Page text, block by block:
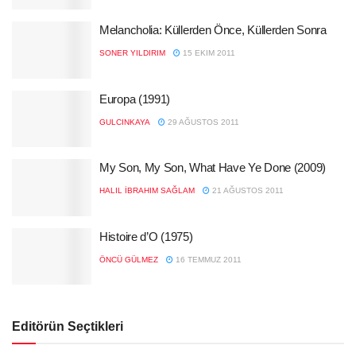
Melancholia: Küllerden Önce, Küllerden Sonra
SONER YILDIRIM 15 EKIM 2011
Europa (1991)
GULCINKAYA 29 AĞUSTOS 2011
My Son, My Son, What Have Ye Done (2009)
HALIL İBRAHIM SAĞLAM 21 AĞUSTOS 2011
Histoire d’O (1975)
ÖNCÜ GÜLMEZ 16 TEMMUZ 2011
Editörün Seçtikleri